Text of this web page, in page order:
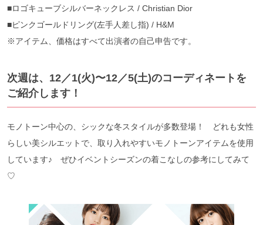
■ロゴキューブシルバーネックレス / Christian Dior
■ピンクゴールドリング(左手人差し指) / H&M
※アイテム、価格はすべて出演者の自己申告です。
次週は、12／1(火)〜12／5(土)のコーディネートを
ご紹介します！
モノトーン中心の、シックな冬スタイルが多数登場！ どれも女性
らしい美シルエットで、取り入れやすいモノトーンアイテムを使用
しています♪ ぜひイベントシーズンの着こなしの参考にしてみて
♡